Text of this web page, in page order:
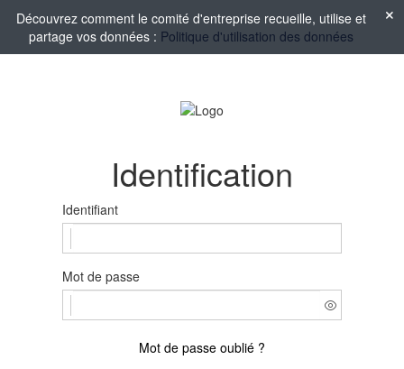
Découvrez comment le comité d'entreprise recueille, utilise et
partage vos données : Politique d'utilisation des données
Identification
Identifiant
Mot de passe
Mot de passe oublié ?